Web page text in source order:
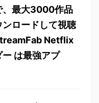
、最大3000作品
ロードして視聴
Netflix
は最強アプ